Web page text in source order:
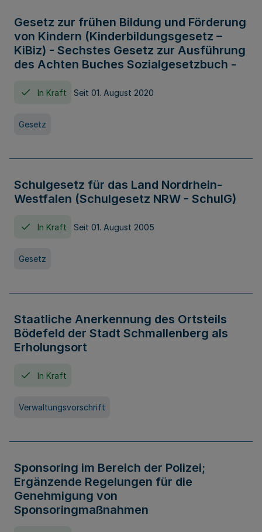
Gesetz zur frühen Bildung und Förderung
von Kindern (Kinderbildungsgesetz –
KiBiz) - Sechstes Gesetz zur Ausführung
des Achten Buches Sozialgesetzbuch -
In Kraft Seit 01. August 2020
Gesetz
Schulgesetz für das Land Nordrhein-
Westfalen (Schulgesetz NRW - SchulG)
In Kraft Seit 01. August 2005
Gesetz
Staatliche Anerkennung des Ortsteils
Bödefeld der Stadt Schmallenberg als
Erholungsort
In Kraft
Verwaltungsvorschrift
Sponsoring im Bereich der Polizei;
Ergänzende Regelungen für die
Genehmigung von
Sponsoringmaßnahmen